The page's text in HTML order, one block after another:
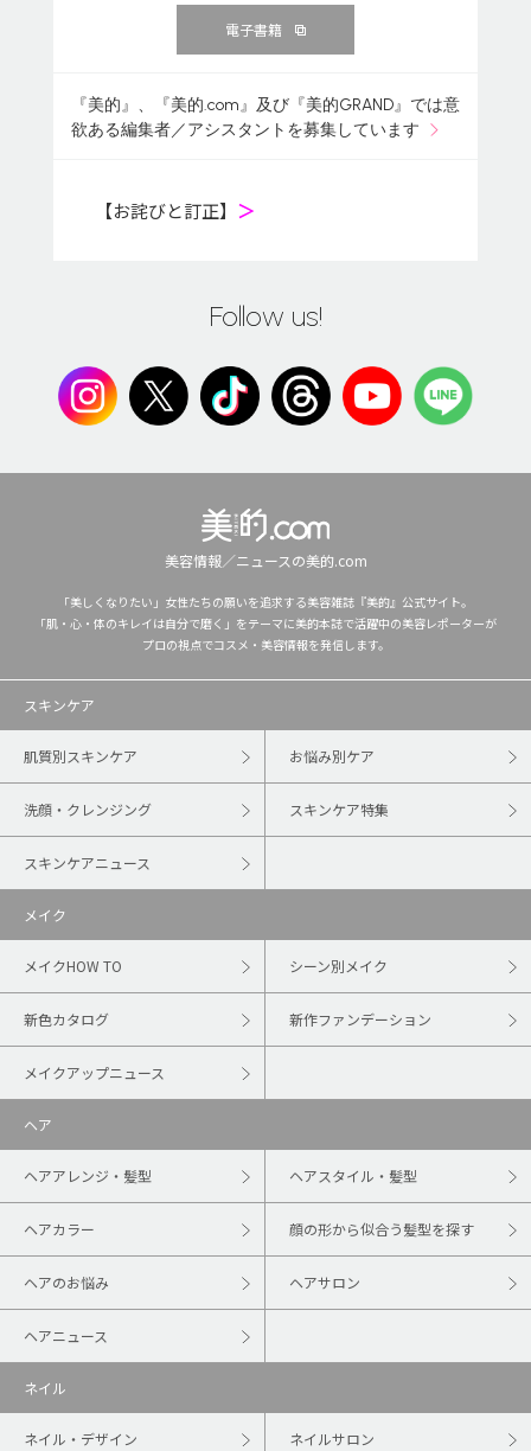
電子書籍
『美的』、『美的.com』及び『美的GRAND』では意
欲ある編集者／アシスタントを募集しています
【お詫びと訂正】 ＞
Follow us!
美容情報／ニュースの美的.com
「美しくなりたい」女性たちの願いを追求する美容雑誌『美的』公式サイト。
「肌・心・体のキレイは自分で磨く」をテーマに美的本誌で活躍中の美容レポーターが
プロの視点でコスメ・美容情報を発信します。
スキンケア
肌質別スキンケア お悩み別ケア
洗顔・クレンジング スキンケア特集
スキンケアニュース
メイク
メイクHOW TO シーン別メイク
新色カタログ 新作ファンデーション
メイクアップニュース
ヘア
ヘアアレンジ・髪型 ヘアスタイル・髪型
ヘアカラー 顔の形から似合う髪型を探す
ヘアのお悩み ヘアサロン
ヘアニュース
ネイル
ネイル・デザイン ネイルサロン